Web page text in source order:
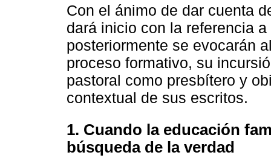
Con el ánimo de dar cuenta
dará inicio con la referencia
posteriormente se evocarán
proceso formativo, su
pastoral como presbítero y
contextual de sus escritos.
1. Cuando la educación
búsqueda de la verdad